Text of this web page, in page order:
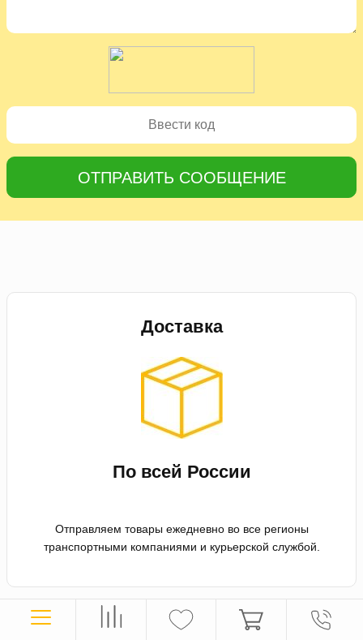
ОТПРАВИТЬ СООБЩЕНИЕ
Доставка
По всей России
Отправляем товары ежедневно во все регионы
транспортными компаниями и курьерской службой.
Оплата